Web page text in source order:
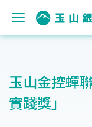
玉山金控蟬
實踐獎」